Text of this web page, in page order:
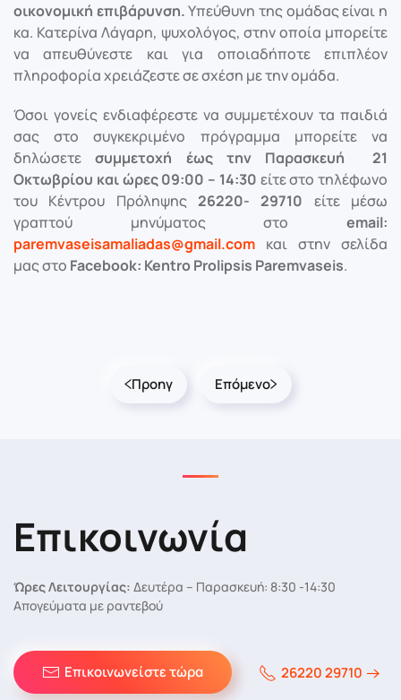
οικονομική επιβάρυνση.Υπεύθυνη της ομάδας είναι η
κα. Κατερίνα Λάγαρη, ψυχολόγος, στην οποία μπορείτε
να απευθύνεστε και για οποιαδήποτε επιπλέον
πληροφορία χρειάζεστε σε σχέση με την ομάδα.
Όσοι γονείς ενδιαφέρεστε να συμμετέχουν τα παιδιά
σας στο συγκεκριμένο πρόγραμμα μπορείτε να
δηλώσετεσυμμετοχή έως την Παρασκευή 21
Οκτωβρίου και ώρες 09:00 – 14:30 είτε στο τηλέφωνο
του Κέντρου Πρόληψης 26220- 29710 είτε μέσω
γραπτού μηνύματος στο email:
paremvaseisamaliadas@gmail.com και στην σελίδα
μας στο Facebook: KentroProlipsis Paremvaseis.
Προηγ Επόμενο
Επικοινωνία
Ώρες Λειτουργίας: Δευτέρα – Παρασκευή: 8:30 -14:30
Απογεύματα με ραντεβού
Επικοινωνείστε τώρα 26220 29710